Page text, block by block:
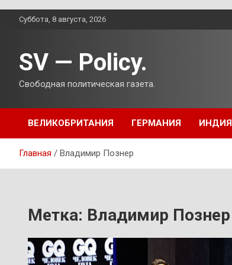
ПерейтиСуббота, 8 августа, 2026
SV — Policy.
Свободная политическая газета.
ВЕЛИКОБРИТАНИЯ ГЕРМАНИЯ ИНДИЯ
Главная Владимир Познер
Метка: Владимир Познер